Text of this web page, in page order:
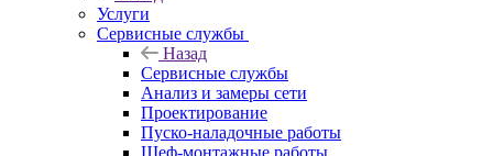
Услуги
Сервисные службы
Назад
Сервисные службы
Анализ и замеры сети
Проектирование
Пуско-наладочные работы
Шеф-монтажные работы